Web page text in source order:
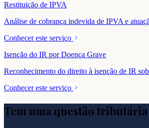
Restituição de IPVA
Análise de cobrança indevida de IPVA e
Conhecer este serviço
Isenção do IR por Doença Grave
Reconhecimento do direito à isenção de IR
Conhecer este serviço
Tem uma questão tributária